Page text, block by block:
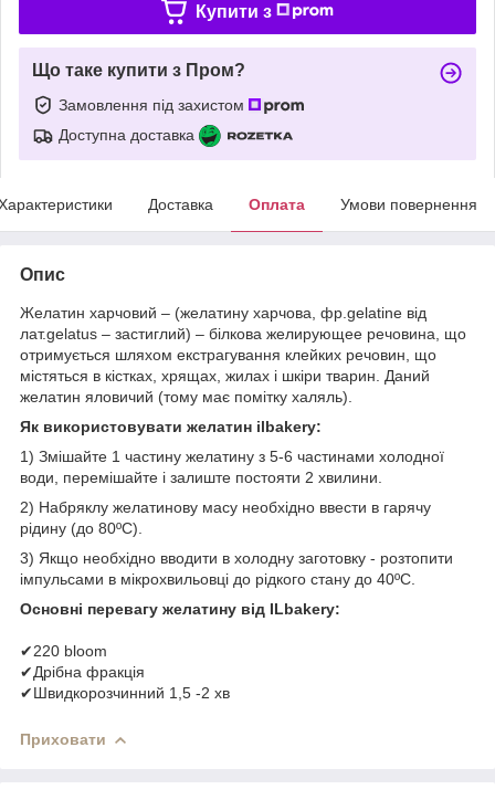
Купити з
Що таке купити з Пром?
Замовлення під захистом
Доступна доставка
Доставка Оплата Умови повернення
Опис
Желатин харчовий – (желатину харчова, фр.gelatine від
лат.gelatus – застиглий) – білкова желирующее речовина, що
отримується шляхом екстрагування клейких речовин, що
містяться в кістках, хрящах, жилах і шкіри тварин. Даний
желатин яловичий (тому має помітку халяль).
Як використовувати желатин ilbakery:
1) Змішайте 1 частину желатину з 5-6 частинами холодної
води, перемішайте і залиште постояти 2 хвилини.
2) Набряклу желатинову масу необхідно ввести в гарячу
рідину (до 80ºС).
3) Якщо необхідно вводити в холодну заготовку - розтопити
імпульсами в мікрохвильовці до рідкого стану до 40ºС.
Основні перевагу желатину від ILbakery:
✔220 bloom
✔Дрібна фракція
✔Швидкорозчинний 1,5 -2 хв
Приховати